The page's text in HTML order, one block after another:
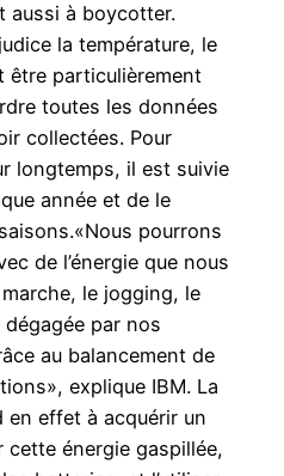
aussi à boycotter.
la température, le
être particulièrement
toutes les données
collectées. Pour
longtemps, il est suivie
année et de le
pourrons
de l’énergie que nous
le jogging, le
par nos
au balancement de
explique IBM. La
en effet à acquérir un
cette énergie gaspillée,